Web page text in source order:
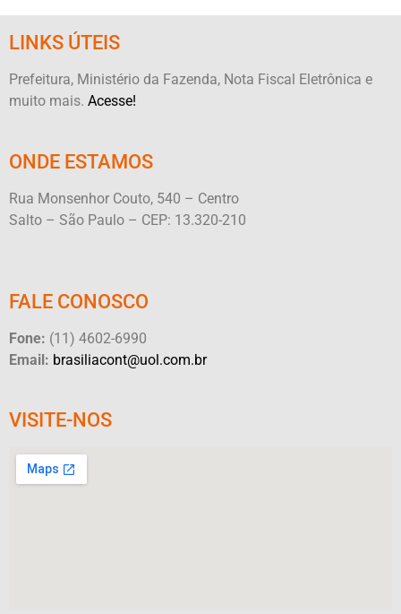
LINKS ÚTEIS
Prefeitura, Ministério da Fazenda, Nota Fiscal Eletrônica e
muito mais. Acesse!
ONDE ESTAMOS
Rua Monsenhor Couto, 540 – Centro
Salto – São Paulo – CEP: 13.320-210
FALE CONOSCO
Fone: (11) 4602-6990
Email: brasiliacont@uol.com.br
VISITE-NOS